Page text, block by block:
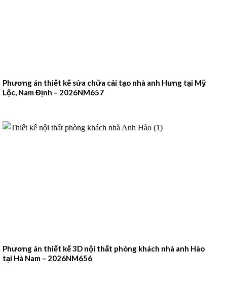
Phương án thiết kế sửa chữa cải tạo nhà anh Hưng tại Mỹ
Lộc, Nam Định – 2026NM657
Phương án thiết kế 3D nội thất phòng khách nhà anh Hào
tại Hà Nam – 2026NM656